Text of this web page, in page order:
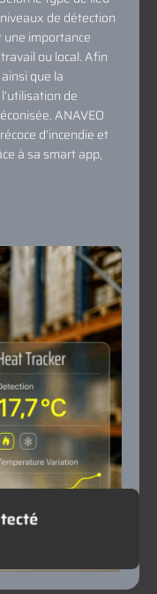
de détection
importance
ou local. Afin
que la
de
ANAVEO
d’incendie et
à sa smart app,